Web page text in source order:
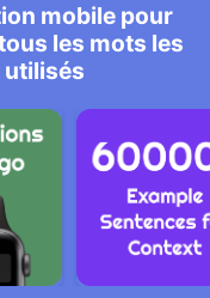
mobile pour
les mots les